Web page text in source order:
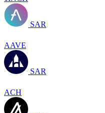
SAR
AAVE
SAR
ACH